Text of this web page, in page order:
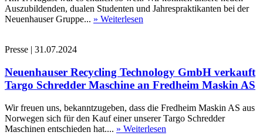
Auszubildenden, dualen Studenten und Jahrespraktikanten bei der
Neuenhauser Gruppe... » Weiterlesen
Presse | 31.07.2024
Neuenhauser Recycling Technology GmbH verkauft
Targo Schredder Maschine an Fredheim Maskin AS
Wir freuen uns, bekanntzugeben, dass die Fredheim Maskin AS aus
Norwegen sich für den Kauf einer unserer Targo Schredder
Maschinen entschieden hat.... » Weiterlesen